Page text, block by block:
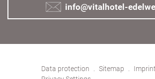
info@vitalhotel-
Data protection Sitemap
Imprint